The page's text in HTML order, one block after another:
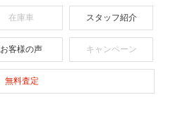
在庫車 スタッフ紹介
お客様の声 キャンペーン
無料査定